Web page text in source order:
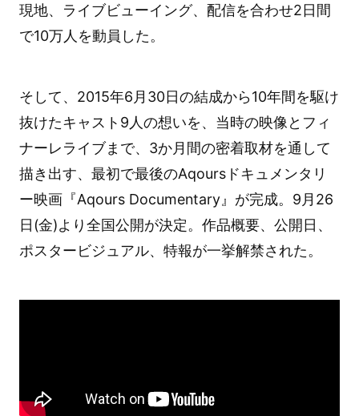
現地、ライブビューイング、配信を合わせ2日間
で10万人を動員した。
そして、2015年6月30日の結成から10年間を駆け
抜けたキャスト9人の想いを、当時の映像とフィ
ナーレライブまで、3か月間の密着取材を通して
描き出す、最初で最後のAqoursドキュメンタリ
ー映画『Aqours Documentary』が完成。9月26
日(金)より全国公開が決定。作品概要、公開日、
ポスタービジュアル、特報が一挙解禁された。